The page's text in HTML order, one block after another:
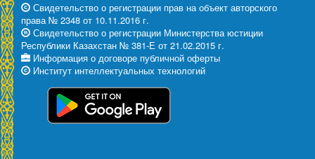
Свидетельство о регистрации прав на объект авторского
права № 2348 от 10.11.2016 г.
Свидетельство о регистрации Министерства юстиции
Республики Казахстан № 381-Е от 21.02.2015 г.
Информация о договоре публичной оферты
Институт интеллектуальных технологий